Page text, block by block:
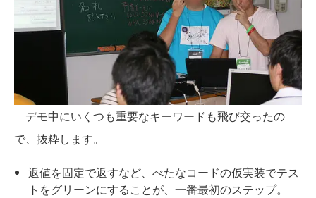
デモ中にいくつも重要なキーワードも飛び交ったの
で、抜粋します。
返値を固定で返すなど、べたなコードの仮実装でテス
トをグリーンにすることが、一番最初のステップ。